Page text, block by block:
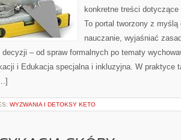
konkretne treści
To portal tworzony z myślą
nauczanie, wyjaśniać
decyzji – od spraw formalnych po tematy
i Edukacja specjalna i inkluzyjna. W praktyce
WYZWANIA I DETOKSY KETO